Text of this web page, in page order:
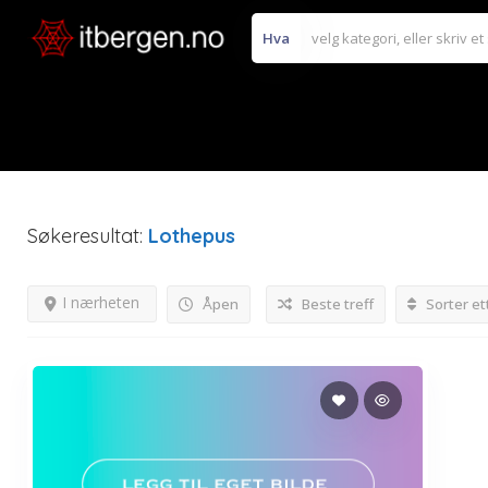
Hva
Søkeresultat: Lothepus
Åpen
I nærheten Beste treff Sorter